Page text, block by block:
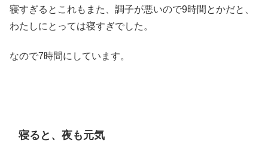
寝すぎるとこれもまた、調子が悪いので9時間とかだと、
わたしにとっては寝すぎでした。
なので7時間にしています。
寝ると、夜も元気